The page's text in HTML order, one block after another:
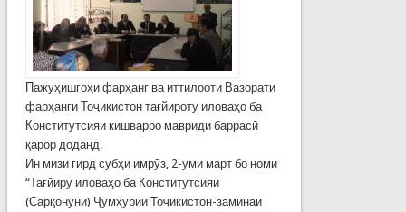
Пажуҳишгоҳи фарҳанг ва иттилооти Вазорати
фарҳанги Тоҷикистон тағйироту иловаҳо ба
Конститутсияи кишварро мавриди баррасӣ
қарор доданд.
Ин мизи гирд субҳи имрӯз, 2-уми март бо номи
“Тағйиру иловаҳо ба Конститутсияи
(Сарқонуни) Ҷумҳурии Тоҷикистон-заминаи